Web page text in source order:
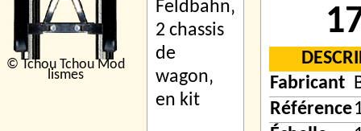
© Tchou Tchou Mod
lismes
Fabricant
Référence